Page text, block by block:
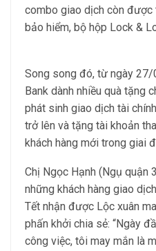
combo giao dịch còn được
bảo hiểm, bộ hộp Lock &
Song song đó, từ ngày
Bank dành nhiều quà tặng
phát sinh giao dịch tài
trở lên và tặng tài khoản
khách hàng mới trong giai
Chị Ngọc Hạnh (Ngụ quận
những khách hàng giao
Tết nhận được Lộc xuân
phấn khởi chia sẻ: “Ngày
công việc, tôi may mắn là